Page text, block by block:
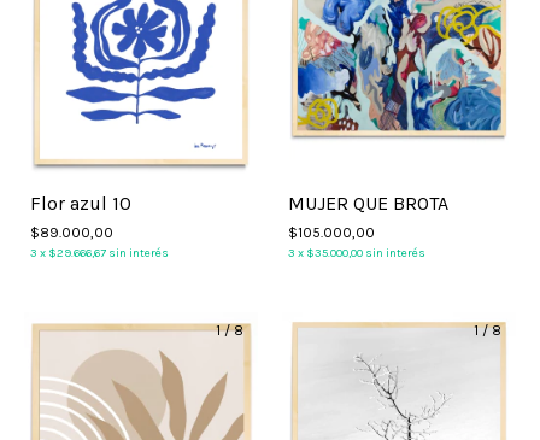
Flor azul 10
$89.000,00
3 x $29.666,67 sin interés
MUJER QUE BROTA
$105.000,00
3 x $35.000,00 sin interés
1/8 1/8